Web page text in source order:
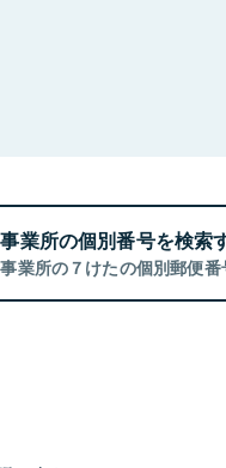
事業所の個別番号を検索
事業所の７けたの個別郵便番